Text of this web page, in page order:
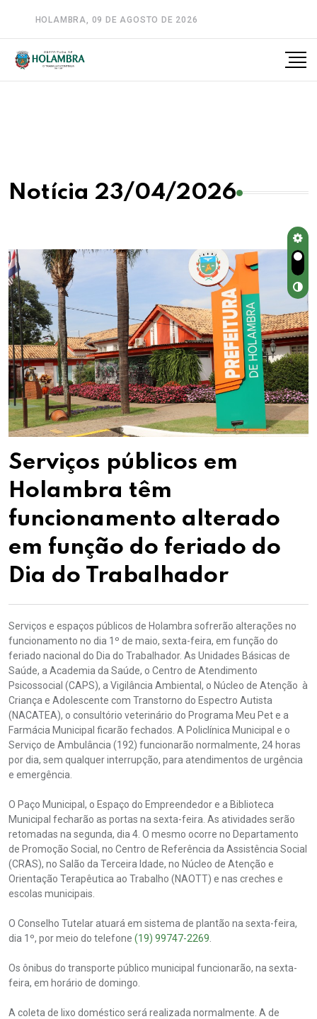
HOLAMBRA, 09 DE AGOSTO DE 2026
Notícia 23/04/2026
Serviços públicos em
Holambra têm
funcionamento alterado
em função do feriado do
Dia do Trabalhador
Serviços e espaços públicos de Holambra sofrerão alterações no
funcionamento no dia 1º de maio, sexta-feira, em função do
feriado nacional do Dia do Trabalhador. As Unidades Básicas de
Saúde, a Academia da Saúde, o Centro de Atendimento
Psicossocial (CAPS), a Vigilância Ambiental, o Núcleo de Atenção à
Criança e Adolescente com Transtorno do Espectro Autista
(NACATEA), o consultório veterinário do Programa Meu Pet e a
Farmácia Municipal ficarão fechados. A Policlínica Municipal e o
Serviço de Ambulância (192) funcionarão normalmente, 24 horas
por dia, sem qualquer interrupção, para atendimentos de urgência
e emergência.
O Paço Municipal, o Espaço do Empreendedor e a Biblioteca
Municipal fecharão as portas na sexta-feira. As atividades serão
retomadas na segunda, dia 4. O mesmo ocorre no Departamento
de Promoção Social, no Centro de Referência da Assistência Social
(CRAS), no Salão da Terceira Idade, no Núcleo de Atenção e
Orientação Terapêutica ao Trabalho (NAOTT) e nas creches e
escolas municipais.
O Conselho Tutelar atuará em sistema de plantão na sexta-feira,
dia 1º, por meio do telefone (19) 99747-2269.
Os ônibus do transporte público municipal funcionarão, na sexta-
feira, em horário de domingo.
A coleta de lixo doméstico será realizada normalmente. A de